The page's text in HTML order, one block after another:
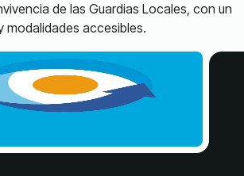
de las Guardias Locales, con un
modalidades accesibles.